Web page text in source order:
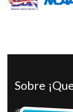
Sobre